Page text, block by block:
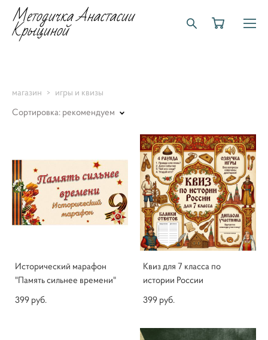
Методичка Анастасии
Крыциной
магазин > игры и квизы
Сортировка: рекомендуем
Исторический марафон
"Память сильнее времени"
399 pуб.
Квиз для 7 класса по
истории России
399 pуб.